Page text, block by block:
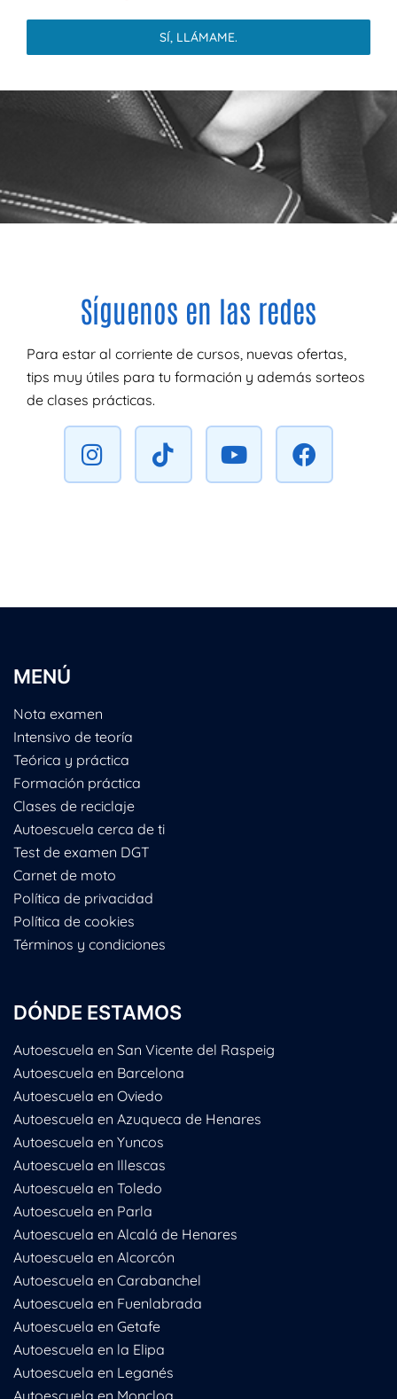
SÍ, LLÁMAME.
Síguenos en las redes
Para estar al corriente de cursos, nuevas ofertas,
tips muy útiles para tu formación y además sorteos
de clases prácticas.
MENÚ
Nota examen
Intensivo de teoría
Teórica y práctica
Formación práctica
Clases de reciclaje
Autoescuela cerca de ti
Test de examen DGT
Carnet de moto
Política de privacidad
Política de cookies
Términos y condiciones
DÓNDE ESTAMOS
Autoescuela en San Vicente del Raspeig
Autoescuela en Barcelona
Autoescuela en Oviedo
Autoescuela en Azuqueca de Henares
Autoescuela en Yuncos
Autoescuela en Illescas
Autoescuela en Toledo
Autoescuela en Parla
Autoescuela en Alcalá de Henares
Autoescuela en Alcorcón
Autoescuela en Carabanchel
Autoescuela en Fuenlabrada
Autoescuela en Getafe
Autoescuela en la Elipa
Autoescuela en Leganés
Autoescuela en Moncloa